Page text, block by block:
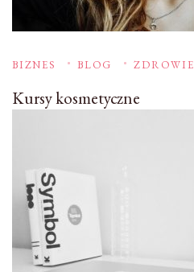
BIZNES BLOG ZDROWIE
Kursy kosmetyczne